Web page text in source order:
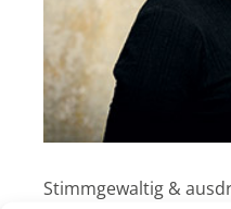
Stimmgewaltig &